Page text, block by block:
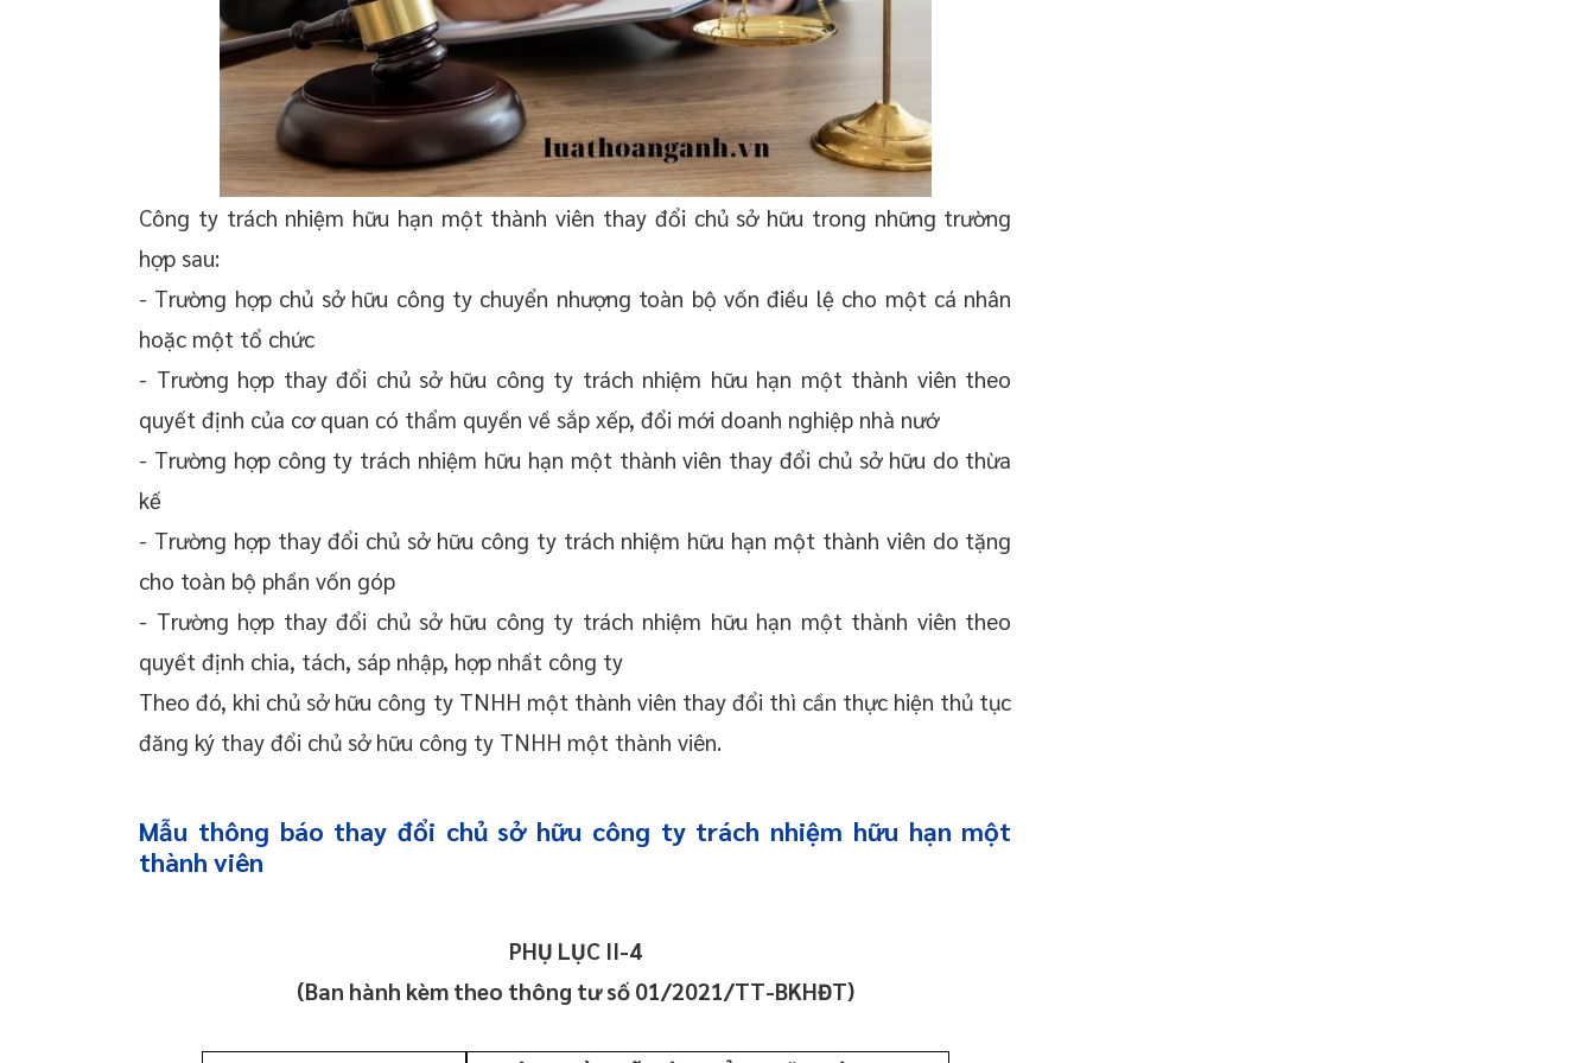
Công ty trách nhiệm hữu hạn một thành viên thay đổi chủ sở hữu trong những trường
hợp sau:
- Trường hợp chủ sở hữu công ty chuyển nhượng toàn bộ vốn điều lệ cho một cá nhân
hoặc một tổ chức
- Trường hợp thay đổi chủ sở hữu công ty trách nhiệm hữu hạn một thành viên theo
quyết định của cơ quan có thẩm quyền về sắp xếp, đổi mới doanh nghiệp nhà nướ
- Trường hợp công ty trách nhiệm hữu hạn một thành viên thay đổi chủ sở hữu do thừa
kế
- Trường hợp thay đổi chủ sở hữu công ty trách nhiệm hữu hạn một thành viên do tặng
cho toàn bộ phần vốn góp
- Trường hợp thay đổi chủ sở hữu công ty trách nhiệm hữu hạn một thành viên theo
quyết định chia, tách, sáp nhập, hợp nhất công ty
Theo đó, khi chủ sở hữu công ty TNHH một thành viên thay đổi thì cần thực hiện thủ tục
đăng ký thay đổi chủ sở hữu công ty TNHH một thành viên.
Mẫu thông báo thay đổi chủ sở hữu công ty trách nhiệm hữu hạn một
thành viên
PHỤ LỤC II-4
(Ban hành kèm theo thông tư số 01/2021/TT-BKHĐT)